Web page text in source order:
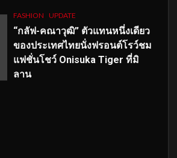
FASHION UPDATE
“กลัฟ-คณาวุฒิ” ตัวแทนหนึ่งเดียว
ของประเทศไทยนั่งฟรอนต์โรว์ชม
แฟชั่นโชว์ Onisuka Tiger ที่มิ
ลาน